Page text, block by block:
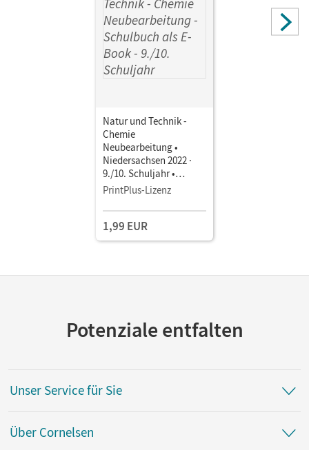
Natur und Technik -
Chemie
Neubearbeitung •
Niedersachsen 2022 ·
9./10. Schuljahr •
Schulbuch als E-Book
PrintPlus-Lizenz
1,99 EUR
Potenziale entfalten
Unser Service für Sie
Über Cornelsen